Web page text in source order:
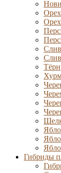
Тёрн
Гибриды